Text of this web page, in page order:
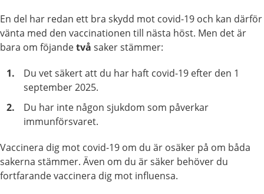
En del har redan ett bra skydd mot covid-19 och kan därför
vänta med den vaccinationen till nästa höst. Men det är
bara om föjandetvå saker stämmer:
Du vet säkert att du har haft covid-19 efter den 1
september 2025.
Du har inte någon sjukdom som påverkar
immunförsvaret.
Vaccinera dig mot covid-19 om du är osäker på om båda
sakerna stämmer. Även om du är säker behöver du
fortfarande vaccinera dig mot influensa.